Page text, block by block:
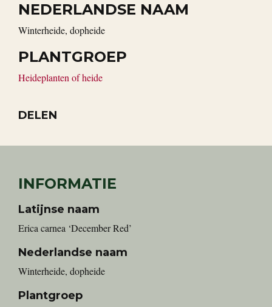
NEDERLANDSE NAAM
winterheide, dopheide
PLANTGROEP
Heideplanten of heide
DELEN
INFORMATIE
Latijnse naam
Erica carnea ‘December Red’
Nederlandse naam
winterheide, dopheide
Plantgroep